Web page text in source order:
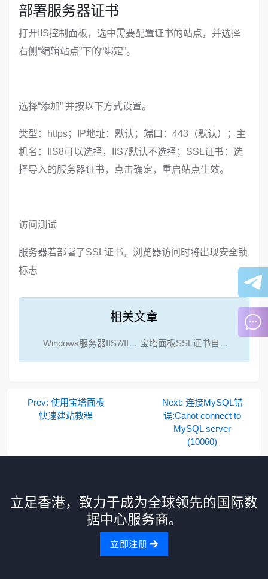
部署服务器证书
打开IIS控制面板，选中需要配置证书的站点，并选择
右侧“编辑站点”下的“绑定”。
选择“添加” 并按以下方式设置。
类型：https；IP地址：默认；端口：443（默认）；主
机名：IIS8可以选择，IIS7默认不选择；SSL证书：选
择导入的服务器证书，点击确定，重启站点生效。
访问测试
服务器若部署了SSL证书，浏览器访问时将出现安全锁
标志
相关文章
Windows服务器IIS7/IIS8下怎样安装域名SSL证书？ 宝塔面板SSL证书自动续签不成功的解决办法
Prev: 使用宝塔面板
快速建站教程
Next: 连接MySQL错
误:Canot connect to
MySQL server
(10060)
立足香港，致力于成为全球领先的国际数
据中心服务商。
立即注册